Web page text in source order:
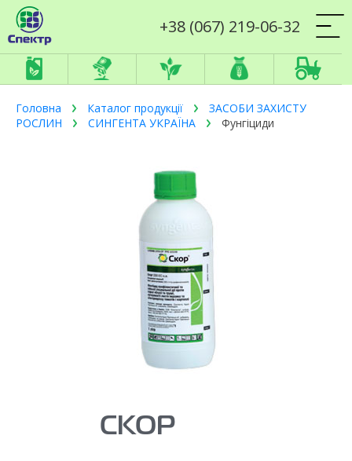
+38 (067) 219-06-32
Головна Каталог продукції
ЗАСОБИ ЗАХИСТУ
РОСЛИН
СИНГЕНТА УКРАЇНА Фунгіциди
СКОР